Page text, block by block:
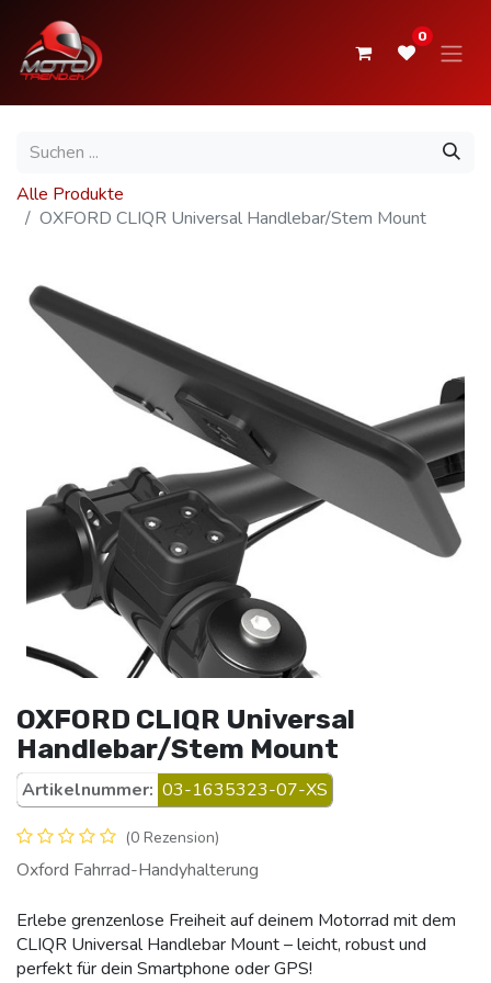
0
Alle Produkte
OXFORD CLIQR Universal Handlebar/Stem Mount
OXFORD CLIQR Universal
Handlebar/Stem Mount
Artikelnummer: 03-1635323-07-XS
(0 Rezension)
Oxford Fahrrad-Handyhalterung
Erlebe grenzenlose Freiheit auf deinem Motorrad mit dem
CLIQR Universal Handlebar Mount – leicht, robust und
perfekt für dein Smartphone oder GPS!